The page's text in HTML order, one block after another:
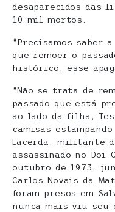
desaparecidos
10 mil mortos.
“Precisamos saber
que remoer o
histórico, esse
“Não se trata de
passado que está
ao lado da filha,
camisas
Lacerda, militante
assassinado no Doi-
outubro de 1973,
Carlos Novais da
foram presos em
nunca mais viu seu